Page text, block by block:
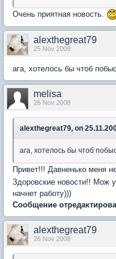
Очень приятная новость.
alexthegreat79
25 Nov 2008
ага, хотелось бы чтоб
melisa
26 Nov 2008
alexthegreat79, on
ага, хотелось бы чтоб
Привет!!! Давненько меня
Здоровские новости!! Мож
начнет работу)))
Сообщение
alexthegreat79
26 Nov 2008